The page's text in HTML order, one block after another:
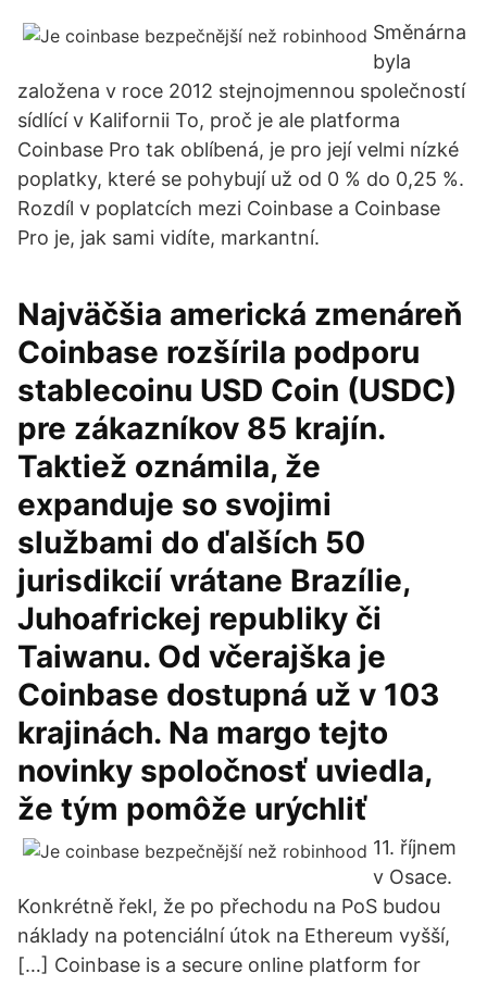
Směnárna
byla
založena v roce 2012 stejnojmennou společností
sídlící v Kalifornii To, proč je ale platforma
Coinbase Pro tak oblíbená, je pro její velmi nízké
poplatky, které se pohybují už od 0 % do 0,25 %.
Rozdíl v poplatcích mezi Coinbase a Coinbase
Pro je, jak sami vidíte, markantní.
Najväčšia americká zmenáreň
Coinbase rozšírila podporu
stablecoinu USD Coin (USDC)
pre zákazníkov 85 krajín.
Taktiež oznámila, že
expanduje so svojimi
službami do ďalších 50
jurisdikcií vrátane Brazílie,
Juhoafrickej republiky či
Taiwanu. Od včerajška je
Coinbase dostupná už v 103
krajinách. Na margo tejto
novinky spoločnosť uviedla,
že tým pomôže urýchliť
11. říjnem
v Osace.
Konkrétně řekl, že po přechodu na PoS budou
náklady na potenciální útok na Ethereum vyšší,
[…] Coinbase is a secure online platform for